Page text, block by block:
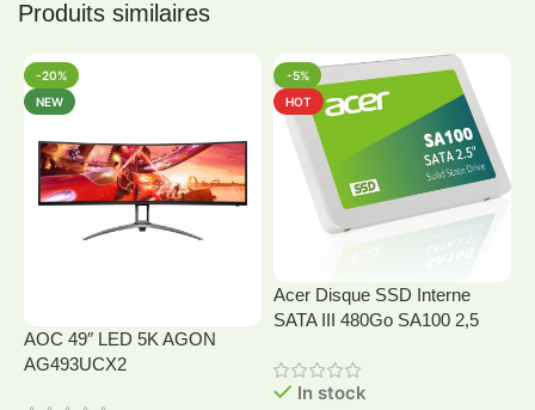
Produits similaires
-20%
NEW
AOC 49″ LED 5K AGON
AG493UCX2
-5%
HOT
Acer Disque SSD Interne
SATA III 480Go SA100 2,5
In stock